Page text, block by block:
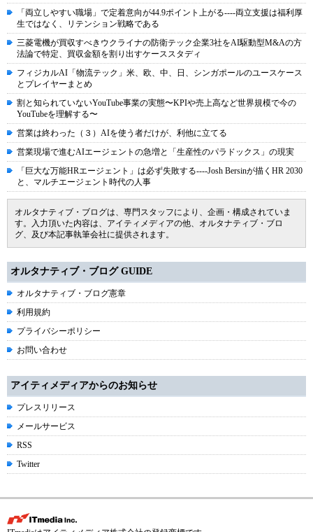
「両立しやすい職場」で定着意向が44.9ポイント上がる----両立支援は福利厚
生ではなく、リテンション戦略である
三菱電機が買収すべきウクライナの防衛テック企業3社をAI駆動型M&Aの方
法論で特定、買収金額を割り出すケーススタディ
フィジカルAI「物流テック」米、欧、中、日、シンガポールのユースケース
とプレイヤーまとめ
割と知られていないYouTube事業の実態〜KPIや売上高など世界規模で今の
YouTubeを理解する〜
営業は終わった（３）AIを使う者だけが、利他に立てる
営業現場で進むAIエージェントの急増と「生産性のパラドックス」の現実
「巨大な万能HRエージェント」は必ず失敗する----Josh Bersinが描くHR 2030
と、マルチエージェント時代の人事
オルタナティブ・ブログは、専門スタッフにより、企画・構成されていま
す。入力頂いた内容は、アイティメディアの他、オルタナティブ・ブロ
グ、及び本記事執筆会社に提供されます。
オルタナティブ・ブログ GUIDE
オルタナティブ・ブログ憲章
利用規約
プライバシーポリシー
お問い合わせ
アイティメディアからのお知らせ
プレスリリース
メールサービス
RSS
Twitter